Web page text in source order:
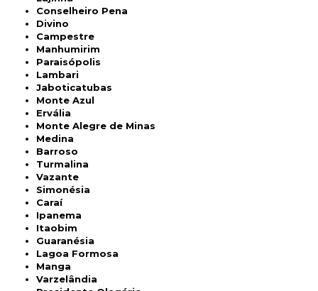
Conselheiro Pena
Divino
Campestre
Manhumirim
Paraisópolis
Lambari
Jaboticatubas
Monte Azul
Ervália
Monte Alegre de Minas
Medina
Barroso
Turmalina
Vazante
Simonésia
Caraí
Ipanema
Itaobim
Guaranésia
Lagoa Formosa
Manga
Varzelândia